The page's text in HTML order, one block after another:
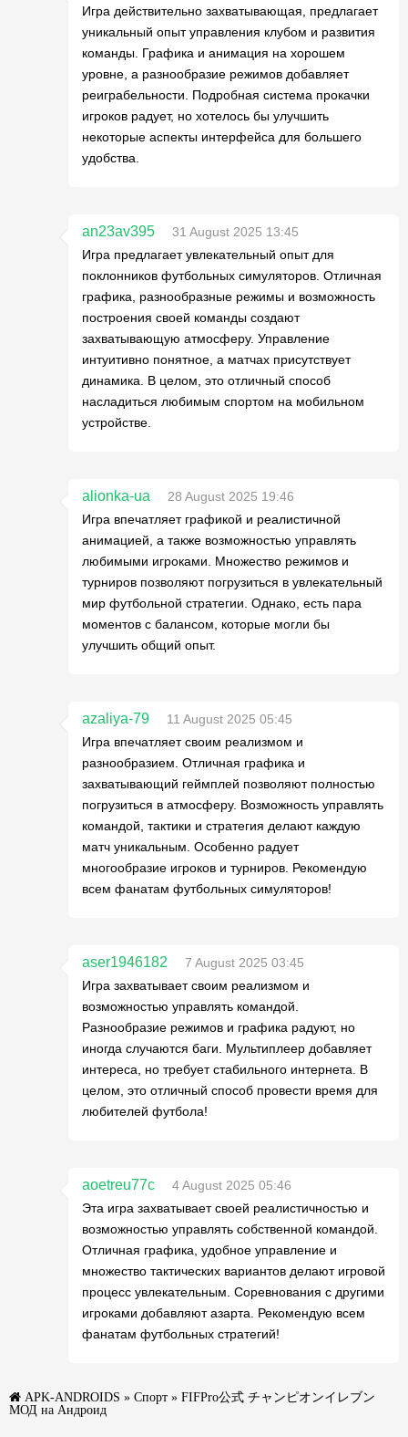
Игра действительно захватывающая, предлагает
уникальный опыт управления клубом и развития
команды. Графика и анимация на хорошем
уровне, а разнообразие режимов добавляет
реиграбельности. Подробная система прокачки
игроков радует, но хотелось бы улучшить
некоторые аспекты интерфейса для большего
удобства.
an23av395
31 August 2025 13:45
Игра предлагает увлекательный опыт для
поклонников футбольных симуляторов. Отличная
графика, разнообразные режимы и возможность
построения своей команды создают
захватывающую атмосферу. Управление
интуитивно понятное, а матчах присутствует
динамика. В целом, это отличный способ
насладиться любимым спортом на мобильном
устройстве.
alionka-ua
28 August 2025 19:46
Игра впечатляет графикой и реалистичной
анимацией, а также возможностью управлять
любимыми игроками. Множество режимов и
турниров позволяют погрузиться в увлекательный
мир футбольной стратегии. Однако, есть пара
моментов с балансом, которые могли бы
улучшить общий опыт.
azaliya-79
11 August 2025 05:45
Игра впечатляет своим реализмом и
разнообразием. Отличная графика и
захватывающий геймплей позволяют полностью
погрузиться в атмосферу. Возможность управлять
командой, тактики и стратегия делают каждую
матч уникальным. Особенно радует
многообразие игроков и турниров. Рекомендую
всем фанатам футбольных симуляторов!
aser1946182
7 August 2025 03:45
Игра захватывает своим реализмом и
возможностью управлять командой.
Разнообразие режимов и графика радуют, но
иногда случаются баги. Мультиплеер добавляет
интереса, но требует стабильного интернета. В
целом, это отличный способ провести время для
любителей футбола!
aoetreu77c
4 August 2025 05:46
Эта игра захватывает своей реалистичностью и
возможностью управлять собственной командой.
Отличная графика, удобное управление и
множество тактических вариантов делают игровой
процесс увлекательным. Соревнования с другими
игроками добавляют азарта. Рекомендую всем
фанатам футбольных стратегий!
APK-ANDROIDS » Спорт » FIFPro公式 チャンピオンイレブン
МОД на Андроид